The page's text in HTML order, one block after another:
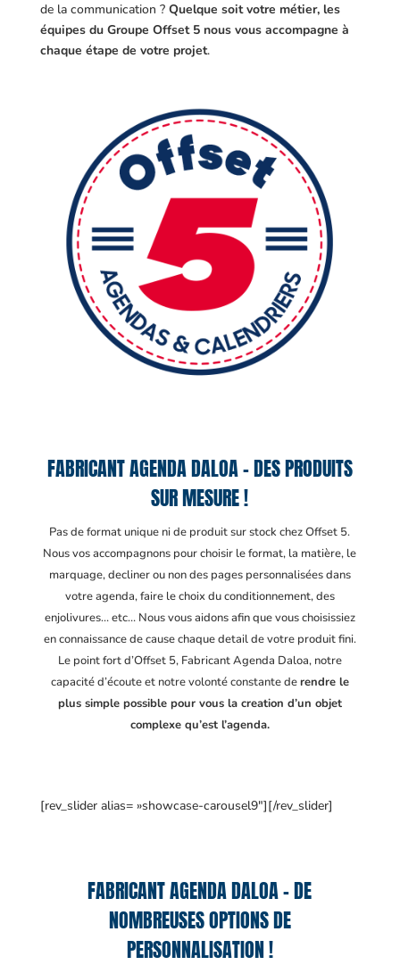
de la communication ? Quelque soit votre métier, les
équipes du Groupe Offset 5 nous vous accompagne à
chaque étape de votre projet.
FABRICANT AGENDA DALOA – DES PRODUITS
SUR MESURE !
Pas de format unique ni de produit sur stock chez Offset 5.
Nous vos accompagnons pour choisir le format, la matière, le
marquage, decliner ou non des pages personnalisées dans
votre agenda, faire le choix du conditionnement, des
enjolivures… etc… Nous vous aidons afin que vous choisissiez
en connaissance de cause chaque detail de votre produit fini.
Le point fort d’Offset 5, Fabricant Agenda Daloa, notre
capacité d’écoute et notre volonté constante derendre le
plus simple possible pour vous la creation d’un objet
complexe qu’est l’agenda.
[rev_slider alias= »showcase-carousel9″][/rev_slider]
FABRICANT AGENDA DALOA – DE
NOMBREUSES OPTIONS DE
PERSONNALISATION !